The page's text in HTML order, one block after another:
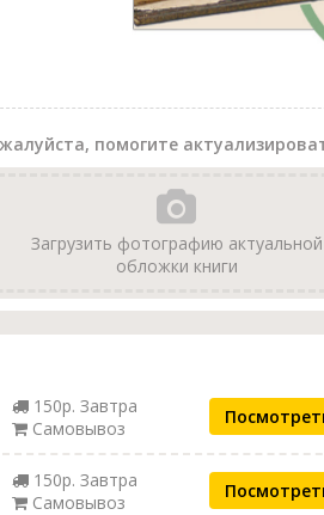
помогите
Загрузить фотографию актуальной
обложки книги
150р. Завтра
Самовывоз
150р. Завтра
Самовывоз